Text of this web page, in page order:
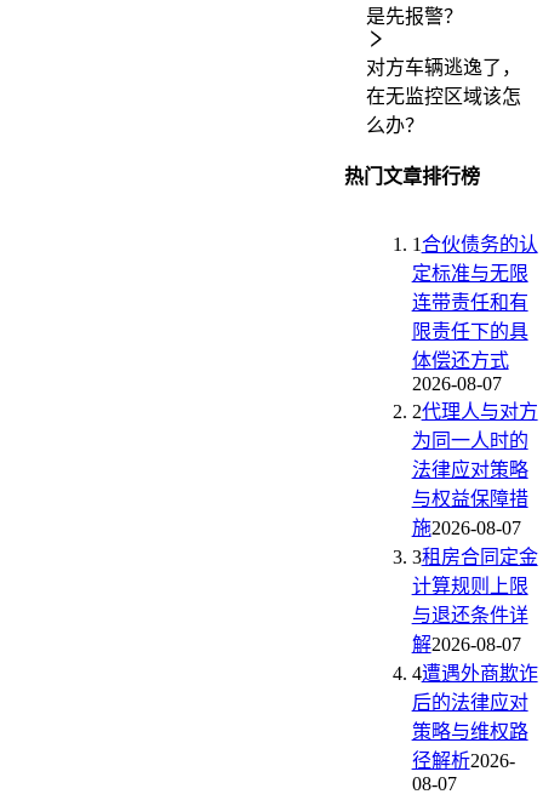
是先报警？
对方车辆逃逸了，
在无监控区域该怎
么办？
热门文章排行榜
1合伙债务的认
定标准与无限
连带责任和有
限责任下的具
体偿还方式
2026-08-07
2代理人与对方
为同一人时的
法律应对策略
与权益保障措
施2026-08-07
3租房合同定金
计算规则上限
与退还条件详
解2026-08-07
4遭遇外商欺诈
后的法律应对
策略与维权路
径解析2026-
08-07